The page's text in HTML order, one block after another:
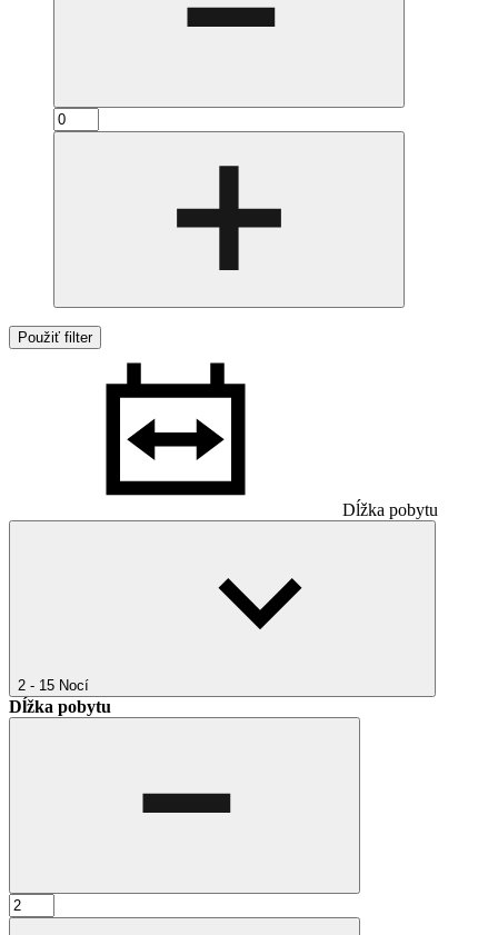
Použiť filter
Dĺžka pobytu
2 - 15 Nocí
Dĺžka pobytu